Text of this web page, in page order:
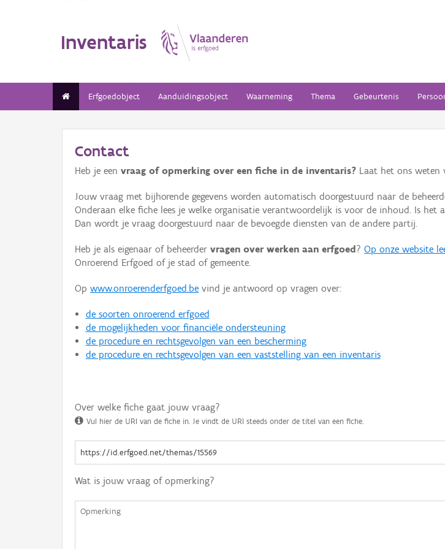
Inventaris
Erfgoedobject Aanduidingsobject Waarneming Thema Gebeurtenis
Contact
Heb je een vraag of opmerking over een fiche in de inventaris? Laat het ons weten
Jouw vraag met bijhorende gegevens worden automatisch doorgestuurd naar de
Onderaan elke fiche lees je welke organisatie verantwoordelijk is voor de inhoud. Is
Dan wordt je vraag doorgestuurd naar de bevoegde diensten van de andere partij.
Heb je als eigenaar of beheerder vragen over werken aan erfgoed ? Op onze website
Onroerend Erfgoed of je stad of gemeente.
Op www.onroerenderfgoed.be vind je antwoord op vragen over:
de soorten onroerend erfgoed
de mogelijkheden voor financiële ondersteuning
de procedure en rechtsgevolgen van een bescherming
de procedure en rechtsgevolgen van een vaststelling van een inventaris
Over welke fiche gaat jouw vraag?
Vul hier de URI van de fiche in. Je vindt de URI steeds onder de titel van een fiche.
Wat is jouw vraag of opmerking?